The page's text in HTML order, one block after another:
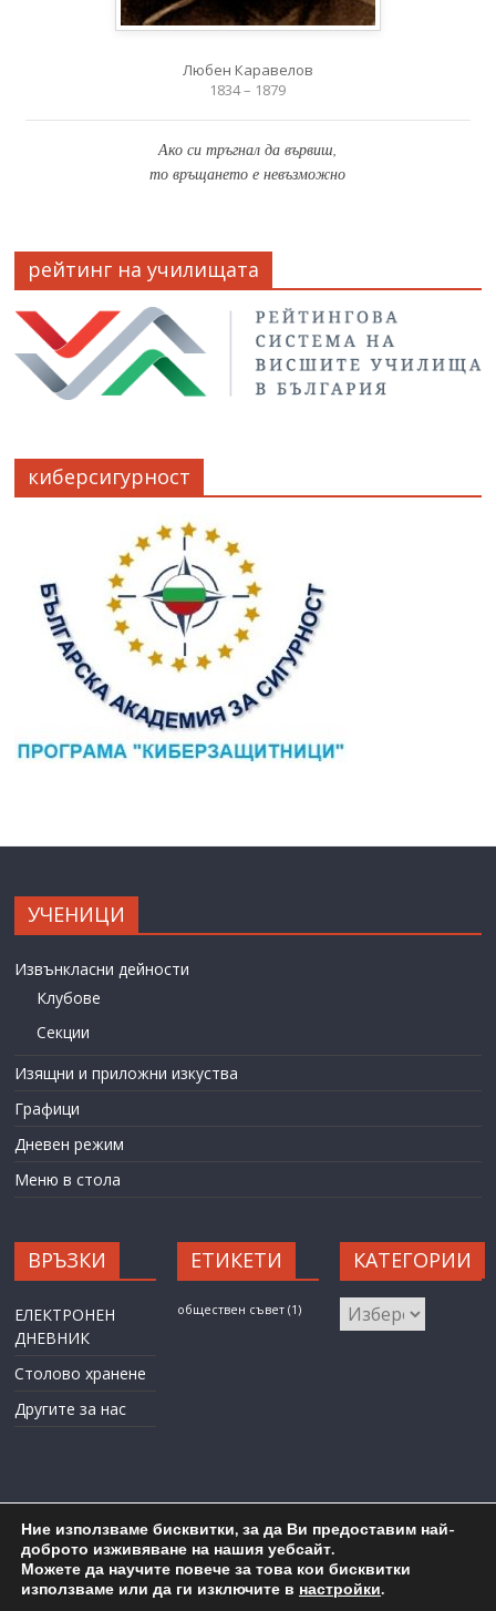
Любен Каравелов
1834 – 1879
Ако си тръгнал да вървиш,
то връщането е невъзможно
рейтинг на училищата
киберсигурност
УЧЕНИЦИ
Извънкласни дейности
Клубове
Секции
Изящни и приложни изкуства
Графици
Дневен режим
Меню в стола
ВРЪЗКИ
ЕЛЕКТРОНЕН
ДНЕВНИК
Столово хранене
Другите за нас
ЕТИКЕТИ
обществен съвет (1)
КАТЕГОРИИ
КАТЕГОРИИ
Карта на сайта Административен достъп
Copyright © 2026 ОУ "Любен Каравелов" гр. Бургас
Ние използваме бисквитки, за да Ви предоставим най-
доброто изживяване на нашия уебсайт.
Можете да научите повече за това кои бисквитки
използваме или да ги изключите в настройки.